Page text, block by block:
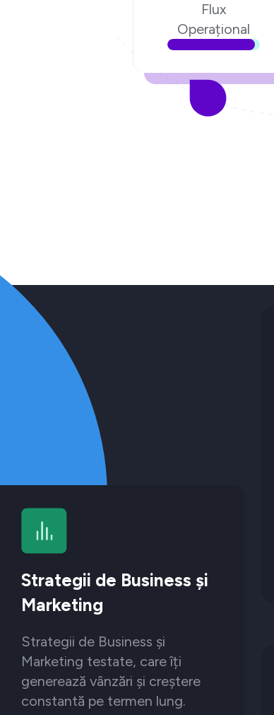
Flux
Operațional
Strategii de Business și
Marketing
Strategii de Business și
Marketing testate, care îți
generează vânzări și creștere
constantă pe termen lung.